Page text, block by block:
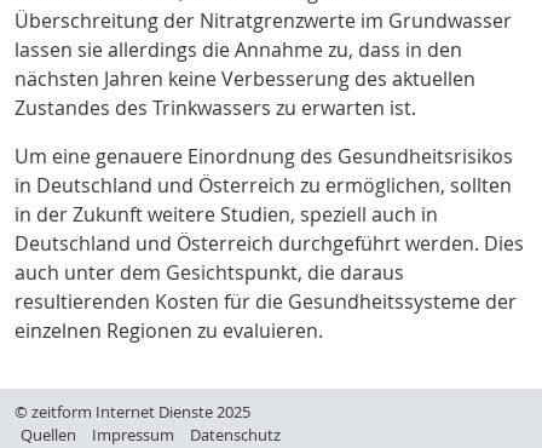
Überschreitung der Nitratgrenzwerte im Grundwasser
lassen sie allerdings die Annahme zu, dass in den
nächsten Jahren keine Verbesserung des aktuellen
Zustandes des Trinkwassers zu erwarten ist.
Um eine genauere Einordnung des Gesundheitsrisikos
in Deutschland und Österreich zu ermöglichen, sollten
in der Zukunft weitere Studien, speziell auch in
Deutschland und Österreich durchgeführt werden. Dies
auch unter dem Gesichtspunkt, die daraus
resultierenden Kosten für die Gesundheitssysteme der
einzelnen Regionen zu evaluieren.
© zeitform Internet Dienste 2025
Quellen
Impressum Datenschutz